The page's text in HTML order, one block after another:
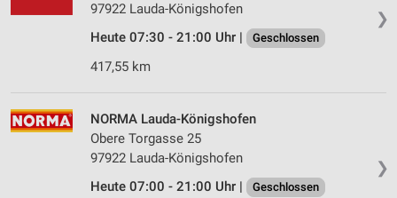
❯
97922 Lauda-Königshofen
Heute 07:30 - 21:00 Uhr |
Geschlossen
417,55 km
❯
NORMA Lauda-Königshofen
Obere Torgasse 25
97922 Lauda-Königshofen
Heute 07:00 - 21:00 Uhr |
Geschlossen